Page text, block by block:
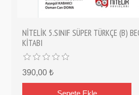
NİTELİK 5.SINIF SÜPER TÜRKÇE (B)
KİTABI
390,00 ₺